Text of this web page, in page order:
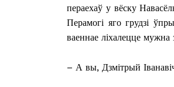
пераехаў у вёску
Перамогі яго грудзі
ваеннае ліхалецце мужна
– А вы, Дзмітрый